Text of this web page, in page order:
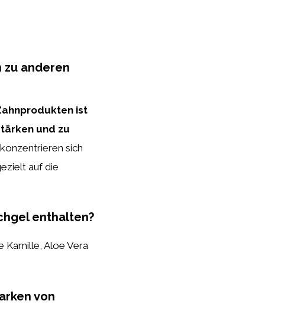
zu anderen
ist
und zu
sich
auf die
enthalten?
Kamille, Aloe Vera
von